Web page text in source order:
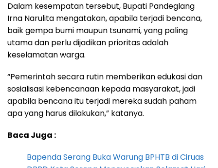
Dalam kesempatan tersebut, Bupati Pandeglang
Irna Narulita mengatakan, apabila terjadi bencana,
baik gempa bumi maupun tsunami, yang paling
utama dan perlu dijadikan prioritas adalah
keselamatan warga.
“Pemerintah secara rutin memberikan edukasi dan
sosialisasi kebencanaan kepada masyarakat, jadi
apabila bencana itu terjadi mereka sudah paham
apa yang harus dilakukan,” katanya.
Baca Juga :
Bapenda Serang Buka Warung BPHTB di Ciruas